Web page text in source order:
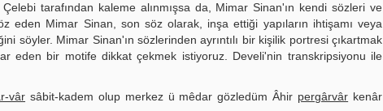
tarafından kaleme alınmışsa da, Mimar Sinan'ın kendi sözleri ve
eden Mimar Sinan, son söz olarak, inşa ettiği yapıların ihtişamı veya
söyler. Mimar Sinan'ın sözlerinden ayrıntılı bir kişilik portresi çıkartmak
eden bir motife dikkat çekmek istiyoruz. Develi'nin transkripsiyonu ile
vâr sâbit-kadem olup merkez ü mêdar gözledüm Âhir pergârvâr kenâr